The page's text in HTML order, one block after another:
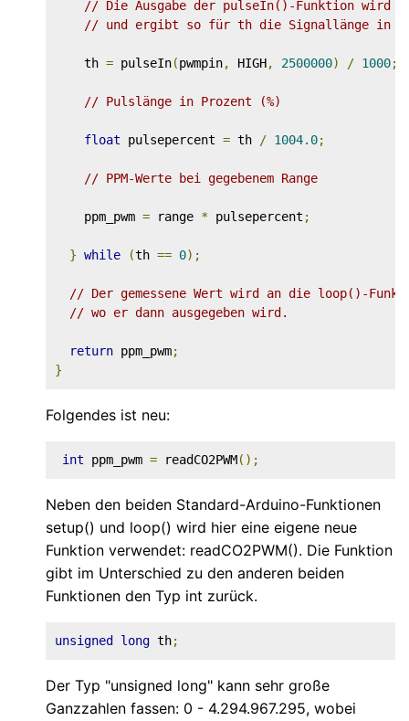
// Die Ausgabe der pulseIn()-Funktion wird
// und ergibt so für th die Signallänge in
th = pulseIn(pwmpin, HIGH, 2500000) / 1000;
// Pulslänge in Prozent (%)
float pulsepercent = th / 1004.0;
// PPM-Werte bei gegebenem Range
ppm_pwm = range * pulsepercent ;
} while (th == 0);
// Der gemessene Wert wird an die loop()-
// wo er dann ausgegeben wird.
return ppm_pwm;
}
Folgendes ist neu:
int ppm_pwm = readCO2PWM();
Neben den beiden Standard-Arduino-Funktionen
setup() und loop() wird hier eine eigene neue
Funktion verwendet: readCO2PWM(). Die Funktion
gibt im Unterschied zu den anderen beiden
Funktionen den Typ int zurück.
unsigned long th;
Der Typ "unsigned long" kann sehr große
Ganzzahlen fassen: 0 - 4.294.967.295, wobei